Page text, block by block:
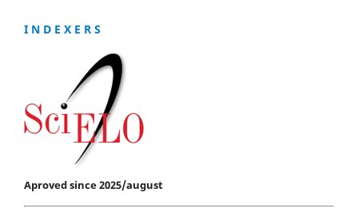
I N D E X E R S
Aproved since 2025/august